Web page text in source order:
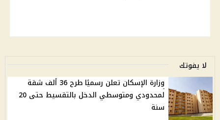
لا يفوتك
وزارة الإسكان تعلن رسميًا طرح 36 ألف شقة
لمحدودي ومتوسطي الدخل بالتقسيط حتى 20
سنة